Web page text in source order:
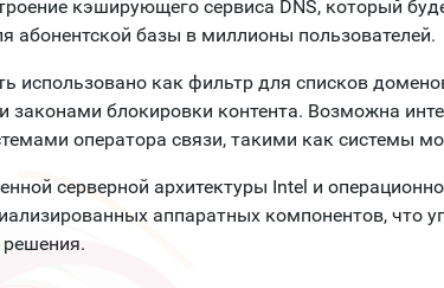
кэширующего сервиса DNS, который
абонентской базы в миллионы пользователей.
использовано как фильтр для списков
законами блокировки контента. Возможна
оператора связи, такими как системы
серверной архитектуры Intel и
аппаратных компонентов, что